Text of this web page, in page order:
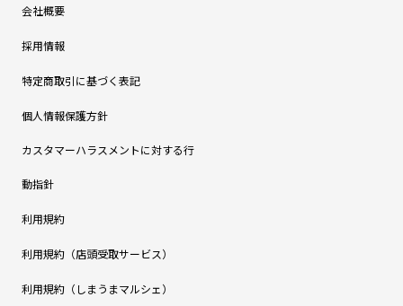
会社概要
採用情報
特定商取引に基づく表記
個人情報保護方針
カスタマーハラスメントに対する行
動指針
利用規約
利用規約（店頭受取サービス）
利用規約（しまうまマルシェ）